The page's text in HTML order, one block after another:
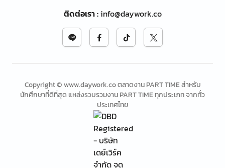
ติดต่อเรา:info@daywork.co
Copyright © www.daywork.co ตลาดงาน PART TIME สำหรับ
นักศึกษาที่ดีที่สุด แหล่งรวบรวมงาน PART TIME ทุกประเภท จากทั่ว
ประเทศไทย